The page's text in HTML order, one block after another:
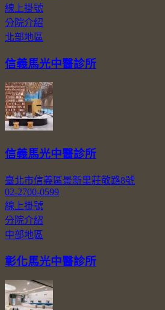
線上掛號
分院介紹
北部地區
信義馬光中醫診所
信義馬光中醫診所
臺北市信義區景新里莊敬路8號
02-2700-0599
線上掛號
分院介紹
中部地區
彰化馬光中醫診所